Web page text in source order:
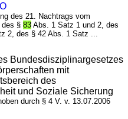
des 21. Nachtrags vom
des §83 Abs. 1 Satz 1 und 2, des
2, des § 42 Abs. 1 Satz ...
Bundesdisziplinargesetzes
mit
des
und Soziale Sicherung
durch § 4 V. v. 13.07.2006